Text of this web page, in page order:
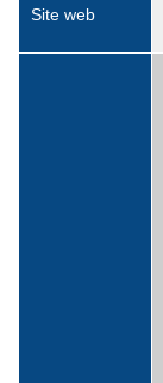
Site web